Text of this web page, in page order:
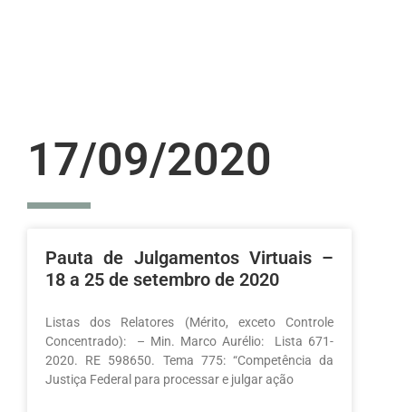
17/09/2020
Pauta de Julgamentos Virtuais –
18 a 25 de setembro de 2020
Listas dos Relatores (Mérito, exceto Controle
Concentrado): – Min. Marco Aurélio: Lista 671-
2020. RE 598650. Tema 775: “Competência da
Justiça Federal para processar e julgar ação